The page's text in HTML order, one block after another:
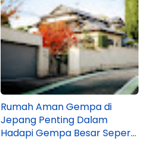
Rumah Aman Gempa di
Jepang Penting Dalam
Hadapi Gempa Besar Seperti